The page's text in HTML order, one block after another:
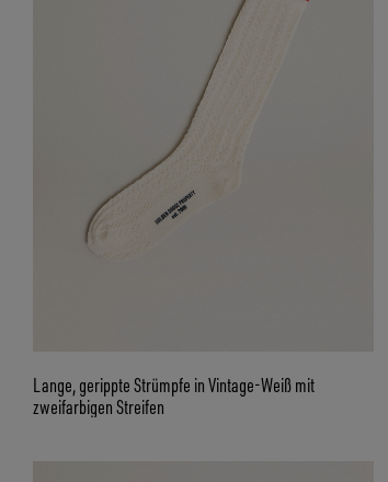
Lange, gerippte Strümpfe in Vintage-Weiß mit
zweifarbigen Streifen